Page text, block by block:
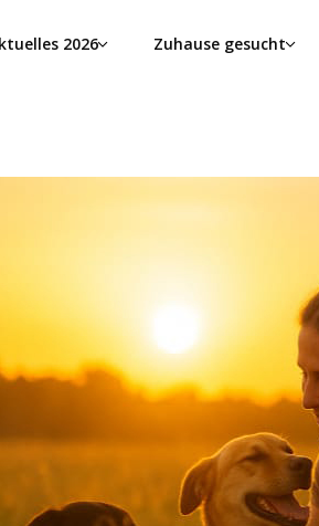
2026 Zuhause gesucht